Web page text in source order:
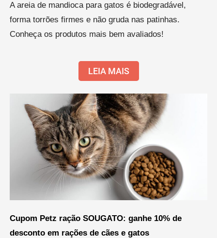
A areia de mandioca para gatos é biodegradável,
forma torrões firmes e não gruda nas patinhas.
Conheça os produtos mais bem avaliados!
LEIA MAIS
Cupom Petz ração SOUGATO: ganhe 10% de
desconto em rações de cães e gatos